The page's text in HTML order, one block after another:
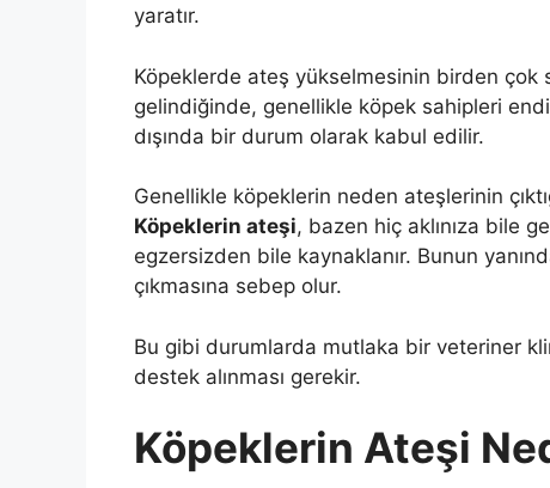
yaratır.
Köpeklerde ateş yükselmesinin birden çok
gelindiğinde, genellikle köpek sahipleri
dışında bir durum olarak kabul edilir.
Genellikle köpeklerin neden ateşlerinin
Köpeklerin ateşi, bazen hiç aklınıza bile
egzersizden bile kaynaklanır. Bunun
çıkmasına sebep olur.
Bu gibi durumlarda mutlaka bir veteriner
destek alınması gerekir.
Köpeklerin Ateşi